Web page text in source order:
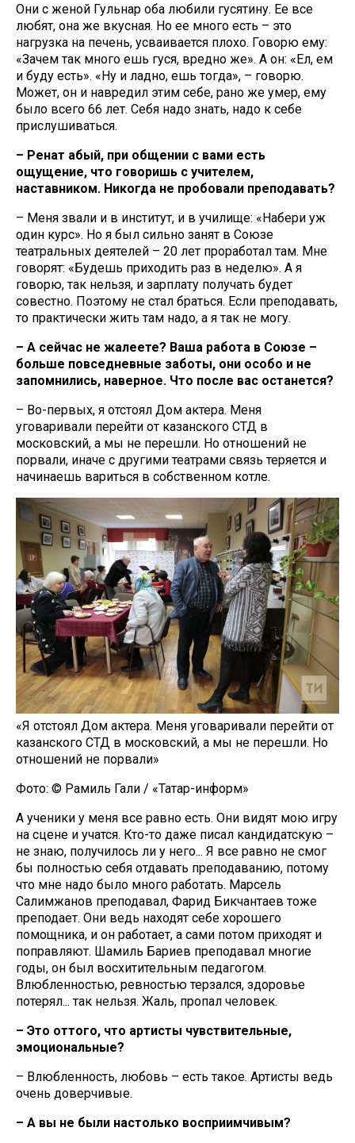
Они с женой Гульнар оба любили гусятину. Ее все
любят, она же вкусная. Но ее много есть – это
нагрузка на печень, усваивается плохо. Говорю ему:
«Зачем так много ешь гуся, вредно же». А он: «Ел, ем
и буду есть». «Ну и ладно, ешь тогда», – говорю.
Может, он и навредил этим себе, рано же умер, ему
было всего 66 лет. Себя надо знать, надо к себе
прислушиваться.
– Ренат абый, при общении с вами есть
ощущение, что говоришь с учителем,
наставником. Никогда не пробовали преподавать?
– Меня звали и в институт, и в училище: «Набери уж
один курс». Но я был сильно занят в Союзе
театральных деятелей – 20 лет проработал там. Мне
говорят: «Будешь приходить раз в неделю». А я
говорю, так нельзя, и зарплату получать будет
совестно. Поэтому не стал браться. Если преподавать,
то практически жить там надо, а я так не могу.
– А сейчас не жалеете? Ваша работа в Союзе –
больше повседневные заботы, они особо и не
запомнились, наверное. Что после вас останется?
– Во-первых, я отстоял Дом актера. Меня
уговаривали перейти от казанского СТД в
московский, а мы не перешли. Но отношений не
порвали, иначе с другими театрами связь теряется и
начинаешь вариться в собственном котле.
«Я отстоял Дом актера. Меня уговаривали перейти от
казанского СТД в московский, а мы не перешли. Но
отношений не порвали»
Фото: © Рамиль Гали / «Татар-информ»
А ученики у меня все равно есть. Они видят мою игру
на сцене и учатся. Кто-то даже писал кандидатскую –
не знаю, получилось ли у него... Я все равно не смог
бы полностью себя отдавать преподаванию, потому
что мне надо было много работать. Марсель
Салимжанов преподавал, Фарид Бикчантаев тоже
преподает. Они ведь находят себе хорошего
помощника, и он работает, а сами потом приходят и
поправляют. Шамиль Бариев преподавал многие
годы, он был восхитительным педагогом.
Влюбленностью, ревностью терзался, здоровье
потерял... так нельзя. Жаль, пропал человек.
– Это оттого, что артисты чувствительные,
эмоциональные?
– Влюбленность, любовь – есть такое. Артисты ведь
очень доверчивые.
– А вы не были настолько восприимчивым?